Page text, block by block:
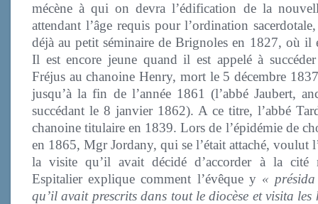
mécène à qui on devra l’édification de la
attendant l’âge requis pour l’ordination
déjà au petit séminaire de Brignoles en 1827, où il
Il est encore jeune quand il est appelé à
Fréjus au chanoine Henry, mort le 5 décembre
jusqu’à la fin de l’année 1861 (l’abbé Jaubert,
succédant le 8 janvier 1862). A ce titre, l’abbé
chanoine titulaire en 1839. Lors de l’épidémie de
en 1865, Mgr Jordany, qui se l’était attaché, voulut
la visite qu’il avait décidé d’accorder à la cité
Espitalier explique comment l’évêque y « présida
qu’il avait prescrits dans tout le diocèse et visita